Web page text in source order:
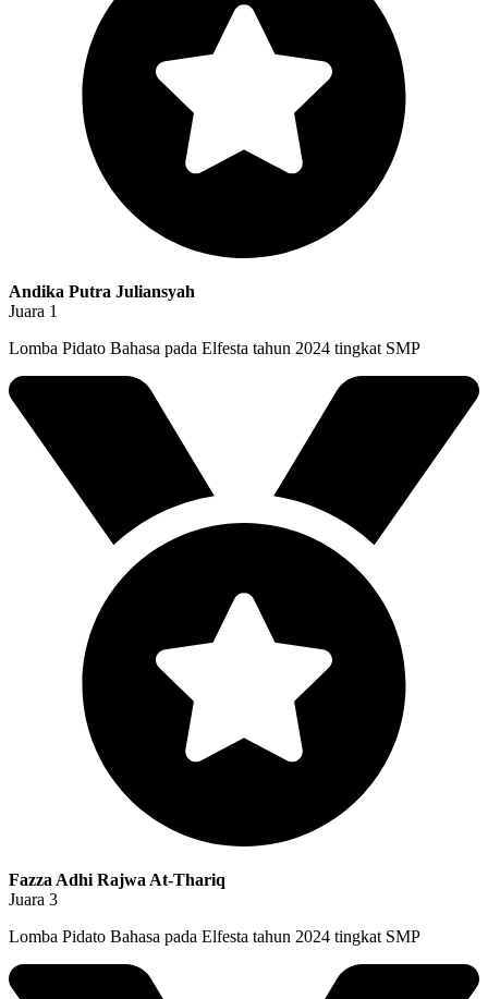
Andika Putra Juliansyah
Juara 1
Lomba Pidato Bahasa pada Elfesta tahun 2024 tingkat SMP
Fazza Adhi Rajwa At-Thariq
Juara 3
Lomba Pidato Bahasa pada Elfesta tahun 2024 tingkat SMP